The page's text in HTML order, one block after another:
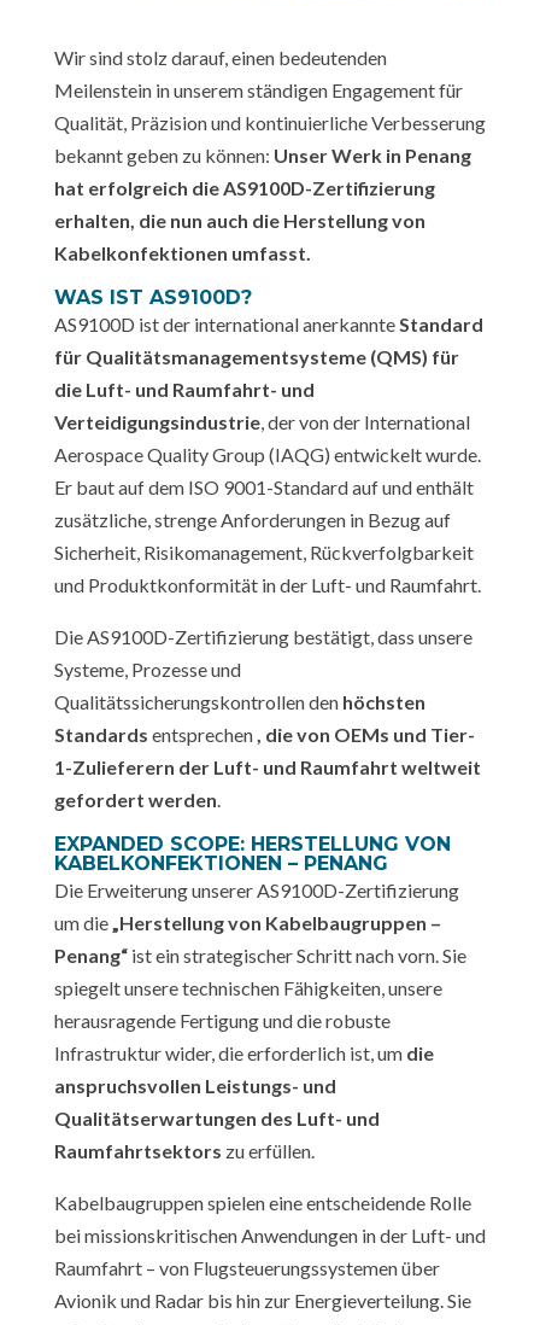
Wir sind stolz darauf, einen bedeutenden
Meilenstein in unserem ständigen Engagement für
Qualität, Präzision und kontinuierliche Verbesserung
bekannt geben zu können: Unser Werk in Penang
hat erfolgreich die AS9100D-Zertifizierung
erhalten, die nun auch die Herstellung von
Kabelkonfektionen umfasst.
WAS IST AS9100D?
AS9100D ist der international anerkannte Standard
für Qualitätsmanagementsysteme (QMS) für
die Luft- und Raumfahrt- und
Verteidigungsindustrie, der von der International
Aerospace Quality Group (IAQG) entwickelt wurde.
Er baut auf dem ISO 9001-Standard auf und enthält
zusätzliche, strenge Anforderungen in Bezug auf
Sicherheit, Risikomanagement, Rückverfolgbarkeit
und Produktkonformität in der Luft- und Raumfahrt.
Die AS9100D-Zertifizierung bestätigt, dass unsere
Systeme, Prozesse und
Qualitätssicherungskontrollen den höchsten
Standards entsprechen , die von OEMs und Tier-
1-Zulieferern der Luft- und Raumfahrt weltweit
gefordert werden
EXPANDED SCOPE: HERSTELLUNG VON
KABELKONFEKTIONEN – PENANG
Die Erweiterung unserer AS9100D-Zertifizierung
um die „Herstellung von Kabelbaugruppen –
Penang“ist ein strategischer Schritt nach vorn. Sie
spiegelt unsere technischen Fähigkeiten, unsere
herausragende Fertigung und die robuste
Infrastruktur wider, die erforderlich ist, um die
anspruchsvollen Leistungs- und
Qualitätserwartungen des Luft- und
Raumfahrtsektors zu erfüllen.
Kabelbaugruppen spielen eine entscheidende Rolle
bei missionskritischen Anwendungen in der Luft- und
Raumfahrt – von Flugsteuerungssystemen über
Avionik und Radar bis hin zur Energieverteilung. Sie